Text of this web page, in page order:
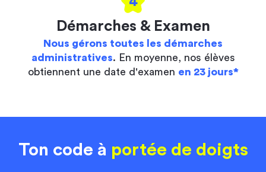
Démarches & Examen
Nous gérons toutes les démarches
administratives. En moyenne, nos élèves
obtiennent une date d'examen en 23 jours*
Ton code à portée de doigts